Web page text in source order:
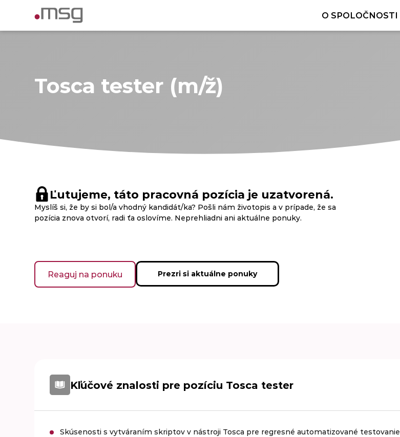
O SPOLOČNOSTI
Tosca tester (m/ž)
Ľutujeme, táto pracovná pozícia je uzatvorená.
Myslíš si, že by si bol/a vhodný kandidát/ka? Pošli nám životopis a v prípade, že sa
pozícia znova otvorí, radi ťa oslovíme. Neprehliadni ani aktuálne ponuky.
Reaguj na ponuku Prezri si aktuálne ponuky
Kľúčové znalosti pre pozíciu Tosca tester
Skúsenosti s vytváraním skriptov v nástroji Tosca pre regresné automatizované testovanie